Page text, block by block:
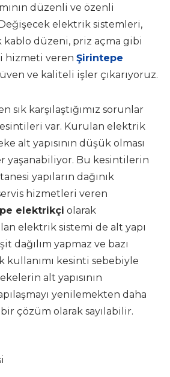
düzenli ve özenli
elektrik sistemleri,
düzeni, priz açma gibi
hizmeti veren Şirintepe
ve kaliteli işler çıkarıyoruz.
sık karşılaştığımız sorunlar
var. Kurulan elektrik
alt yapısının düşük olması
yaşanabiliyor. Bu kesintilerin
yapıların dağınık
hizmetleri veren
elektrikçi olarak
elektrik sistemi de alt yapı
dağılım yapmaz ve bazı
kullanımı kesinti sebebiyle
alt yapısının
yenilemekten daha
çözüm olarak sayılabilir.